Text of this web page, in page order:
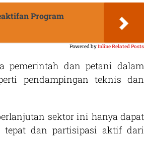
Program
Powered byInline Related Posts
pemerintah dan petani dalam
pendampingan teknis dan
sektor ini hanya dapat
tepat dan partisipasi aktif dari